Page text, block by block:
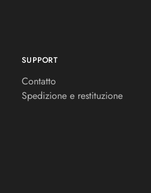
SUPPORT
Contatto
Spedizione e restituzione